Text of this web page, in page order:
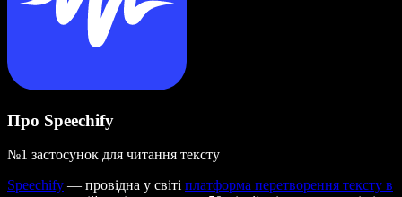
Про Speechify
№1 застосунок для читання тексту
Speechify — провідна у світі платформа перетворення тексту в